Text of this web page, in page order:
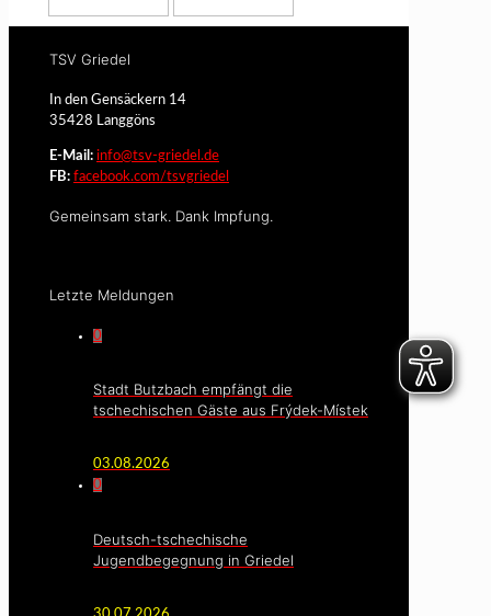
TSV Griedel
In den Gensäckern 14
35428 Langgöns
E-Mail: info@tsv-griedel.de
FB: facebook.com/tsvgriedel
Gemeinsam stark. Dank Impfung.
Letzte Meldungen
0
Stadt Butzbach empfängt die
tschechischen Gäste aus Frýdek-Místek
03.08.2026
0
Deutsch-tschechische
Jugendbegegnung in Griedel